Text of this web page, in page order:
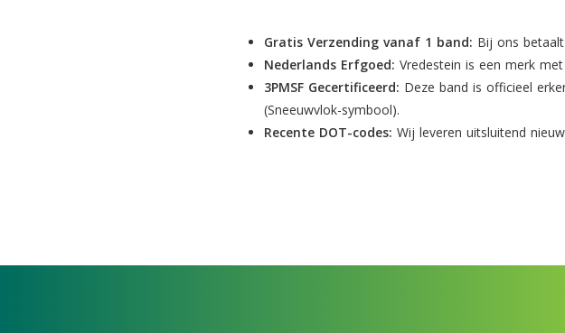
Gratis Verzending vanaf 1 band: Bij ons
Nederlands Erfgoed: Vredestein is een merk
3PMSF Gecertificeerd: Deze band is officieel
(Sneeuwvlok-symbool).
Recente DOT-codes: Wij leveren uitsluitend